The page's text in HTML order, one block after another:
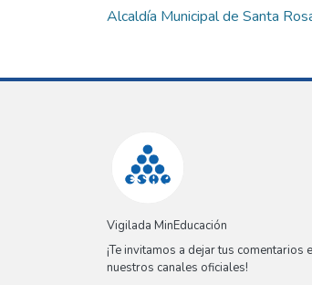
Alcaldía Municipal de Santa
Vigilada MinEducación
¡Te invitamos a dejar tus comentarios
nuestros canales oficiales!